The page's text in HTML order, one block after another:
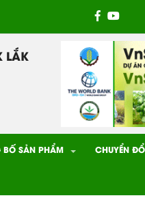
LẮK
BỐ SẢN PHẨM CHUYỂN